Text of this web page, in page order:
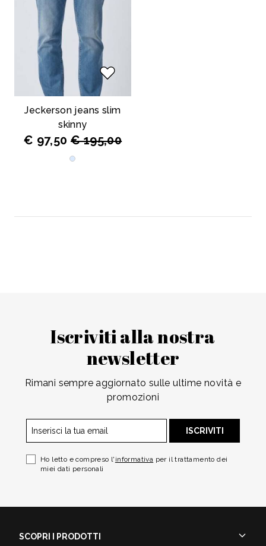
Jeckerson jeans slim
skinny
€ 97,50 € 195,00
Iscriviti alla nostra
newsletter
Rimani sempre aggiornato sulle ultime novità e
promozioni
ISCRIVITI
Ho letto e compreso l' informativa per il trattamento dei
miei dati personali
SCOPRI I PRODOTTI